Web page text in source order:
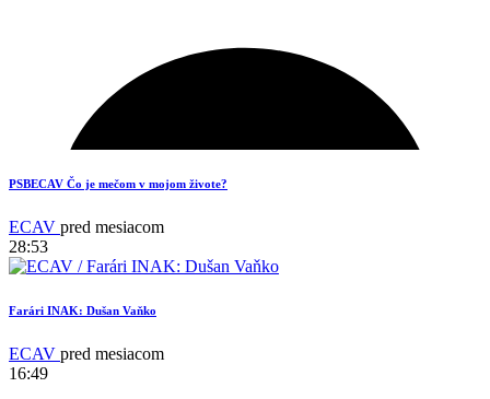
12
PSBECAV Čo je mečom v mojom živote?
ECAV pred mesiacom
28:53
Farári INAK: Dušan Vaňko
ECAV pred mesiacom
16:49